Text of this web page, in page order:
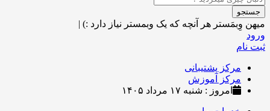
جستجو
میهن وِبمَستر هر آنچه که یک وبمستر نیاز دارد :) |
ورود
ثبت نام
مرکز پشتیبانی
مرکز آموزش
امروز : شنبه ۱۷ مرداد ۱۴۰۵